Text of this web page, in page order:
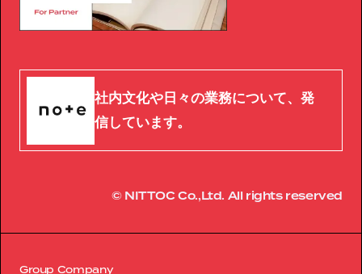
社内文化や日々の業務について、発
信しています。
© NITTOC Co.,Ltd. All rights reserved
Group Company